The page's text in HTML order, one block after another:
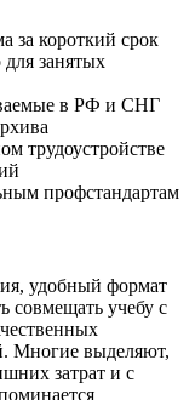
за короткий срок
занятых
в РФ и СНГ
трудоустройстве
профстандартам
удобный формат
совмещать учебу с
Многие выделяют,
затрат и с